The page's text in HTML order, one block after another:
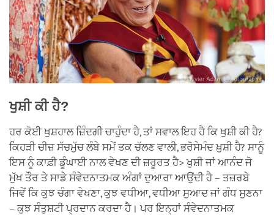
ਖੁਸ਼ੀ ਕੀ ਹੈ?
ਹਰ ਕੋਈ ਖੁਸ਼ਹਾਲ ਜ਼ਿੰਦਗੀ ਚਾਹੁੰਦਾ ਹੈ, ਤਾਂ ਸਵਾਲ ਇਹ ਹੈ ਕਿ ਖੁਸ਼ੀ ਕੀ ਹੈ?
ਕਿਹੜੀ ਚੀਜ਼ ਸੱਚਮੁੱਚ ਲੰਬੇ ਸਮੇਂ ਤਕ ਚੱਲਣ ਵਾਲੀ, ਭਰੋਸੇਮੰਦ ਖ਼ੁਸ਼ੀ ਹੈ? ਸਾਨੂੰ
ਇਸ ਨੂੰ ਕਾਫ਼ੀ ਡੂੰਘਾਈ ਨਾਲ ਵੇਖਣ ਦੀ ਜ਼ਰੂਰਤ ਹੈ> ਖੁਸ਼ੀ ਜਾਂ ਆਨੰਦ ਜੋ
ਮੁੱਖ ਤੌਰ ਤੇ ਸਾਡੇ ਸੰਵੇਦਨਾਤਮਕ ਅੰਗਾਂ ਦੁਆਰਾ ਆਉਂਦੀ ਹੈ – ਤਜ਼ਰਬੇ
ਜਿਵੇਂ ਕਿ ਕੁਝ ਚੰਗਾ ਵੇਖਣਾ, ਕੁਝ ਵਧੀਆ, ਵਧੀਆ ਸੁਆਦ ਜਾਂ ਗੰਧ ਸੁਣਨਾ
– ਕੁਝ ਸੰਤੁਸ਼ਟੀ ਪ੍ਰਦਾਨ ਕਰਦਾ ਹੈ। ਪਰ ਇਨ੍ਹਾਂ ਸੰਵੇਦਨਾਤਮਕ